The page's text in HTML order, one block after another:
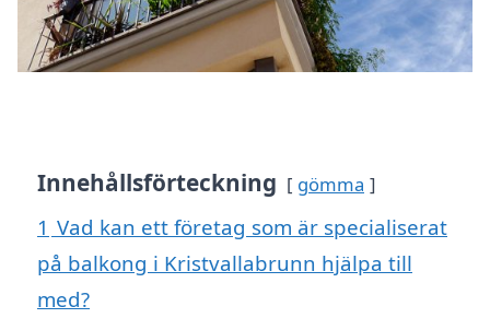
Innehållsförteckning gömma
1 Vad kan ett företag som är specialiserat
på balkong i Kristvallabrunn hjälpa till
med?